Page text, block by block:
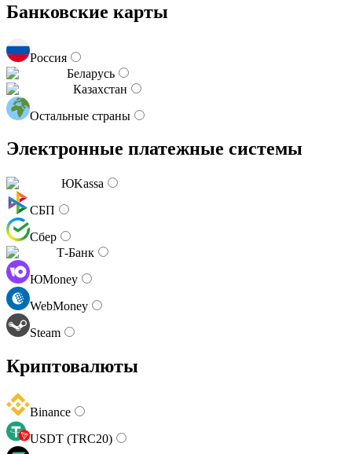
Банковские карты
Россия
Беларусь
Казахстан
Остальные страны
Электронные платежные системы
ЮKassa
СБП
Сбер
Т-Банк
ЮMoney
WebMoney
Steam
Криптовалюты
Binance
USDT (TRC20)